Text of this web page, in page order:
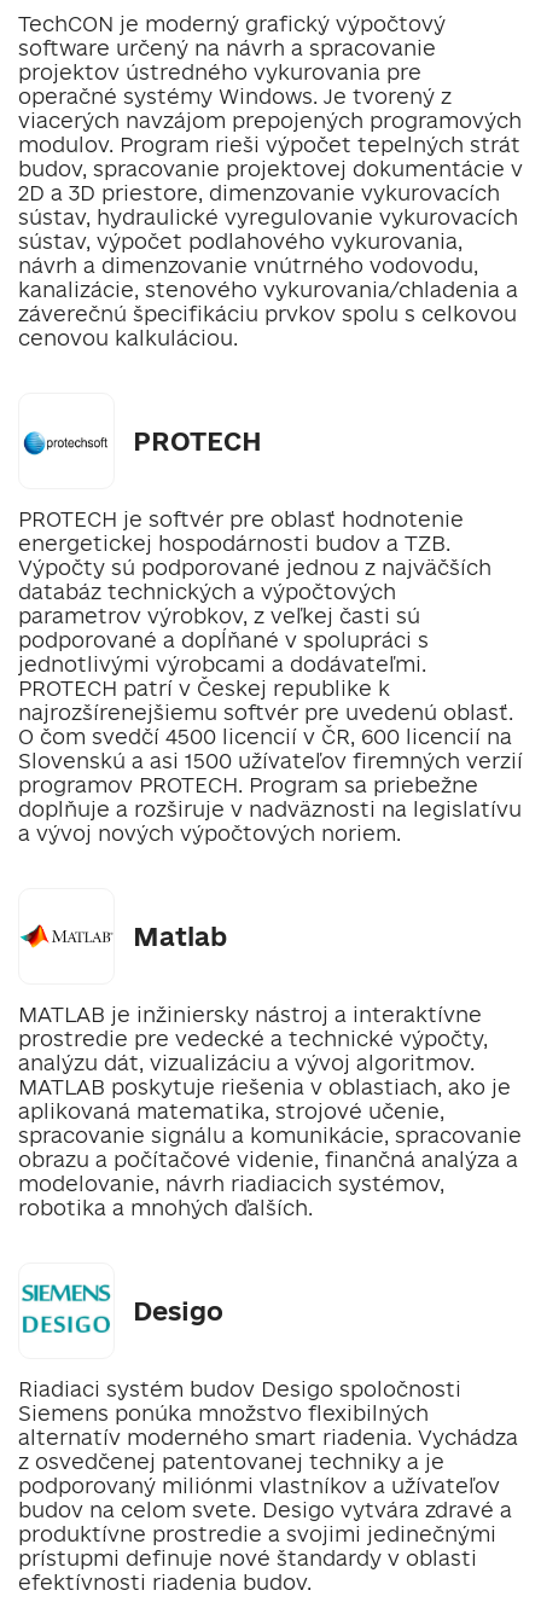
TechCON je moderný grafický výpočtový
software určený na návrh a spracovanie
projektov ústredného vykurovania pre
operačné systémy Windows. Je tvorený z
viacerých navzájom prepojených programových
modulov. Program rieši výpočet tepelných strát
budov, spracovanie projektovej dokumentácie v
2D a 3D priestore, dimenzovanie vykurovacích
sústav, hydraulické vyregulovanie vykurovacích
sústav, výpočet podlahového vykurovania,
návrh a dimenzovanie vnútrného vodovodu,
kanalizácie, stenového vykurovania/chladenia a
záverečnú špecifikáciu prvkov spolu s celkovou
cenovou kalkuláciou.
PROTECH
PROTECH je softvér pre oblasť hodnotenie
energetickej hospodárnosti budov a TZB.
Výpočty sú podporované jednou z najväčších
databáz technických a výpočtových
parametrov výrobkov, z veľkej časti sú
podporované a dopĺňané v spolupráci s
jednotlivými výrobcami a dodávateľmi.
PROTECH patrí v Českej republike k
najrozšírenejšiemu softvér pre uvedenú oblasť.
O čom svedčí 4500 licencií v ČR, 600 licencií na
Slovenskú a asi 1500 užívateľov firemných verzií
programov PROTECH. Program sa priebežne
doplňuje a rozširuje v nadväznosti na legislatívu
a vývoj nových výpočtových noriem.
Matlab
MATLAB je inžiniersky nástroj a interaktívne
prostredie pre vedecké a technické výpočty,
analýzu dát, vizualizáciu a vývoj algoritmov.
MATLAB poskytuje riešenia v oblastiach, ako je
aplikovaná matematika, strojové učenie,
spracovanie signálu a komunikácie, spracovanie
obrazu a počítačové videnie, finančná analýza a
modelovanie, návrh riadiacich systémov,
robotika a mnohých ďalších.
‎Desigo
Riadiaci systém budov Desigo spoločnosti
Siemens ponúka množstvo flexibilných
alternatív moderného smart riadenia. Vychádza
z osvedčenej patentovanej techniky a je
podporovaný miliónmi vlastníkov a užívateľov
budov na celom svete. Desigo vytvára zdravé a
produktívne prostredie a svojimi jedinečnými
prístupmi definuje nové štandardy v oblasti
efektívnosti riadenia budov.